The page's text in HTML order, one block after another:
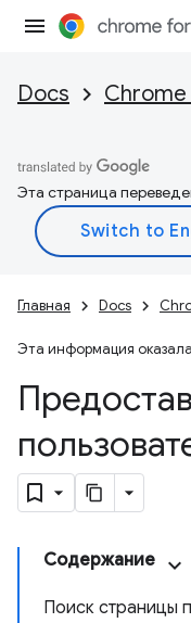
Docs Chrome
Эта страница
Главная Docs
Эта информация
Содержание
Поиск страницы